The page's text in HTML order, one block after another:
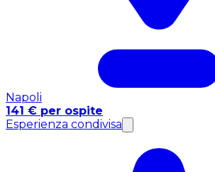
Napoli
141 € per ospite
Esperienza condivisa